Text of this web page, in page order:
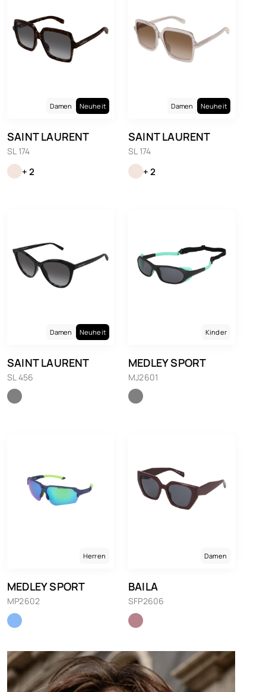
Damen Neuheit
SAINT LAURENT
SL 174
+ 2
Damen Neuheit
SAINT LAURENT
SL 174
+ 2
Damen Neuheit
SAINT LAURENT
SL 456
Kinder
MEDLEY SPORT
MJ2601
Herren
MEDLEY SPORT
MP2602
Damen
BAILA
SFP2606